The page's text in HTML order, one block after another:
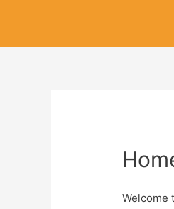
Welcome